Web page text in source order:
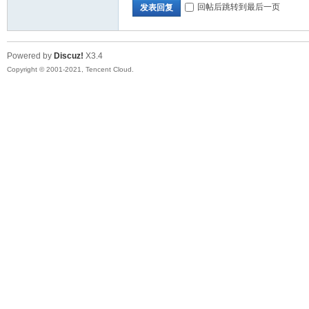
发表回复 回帖后跳转到最后一页
Powered by Discuz! X3.4
Copyright © 2001-2021, Tencent Cloud.